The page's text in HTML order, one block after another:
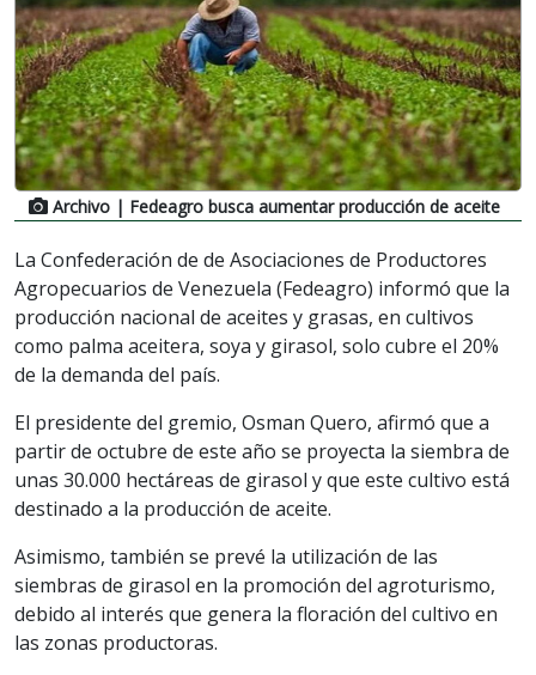
Archivo | Fedeagro busca aumentar producción de aceite
La Confederación de de Asociaciones de Productores
Agropecuarios de Venezuela (Fedeagro) informó que la
producción nacional de aceites y grasas, en cultivos
como palma aceitera, soya y girasol, solo cubre el 20%
de la demanda del país.
El presidente del gremio, Osman Quero, afirmó que a
partir de octubre de este año se proyecta la siembra de
unas 30.000 hectáreas de girasol y que este cultivo está
destinado a la producción de aceite.
Asimismo, también se prevé la utilización de las
siembras de girasol en la promoción del agroturismo,
debido al interés que genera la floración del cultivo en
las zonas productoras.